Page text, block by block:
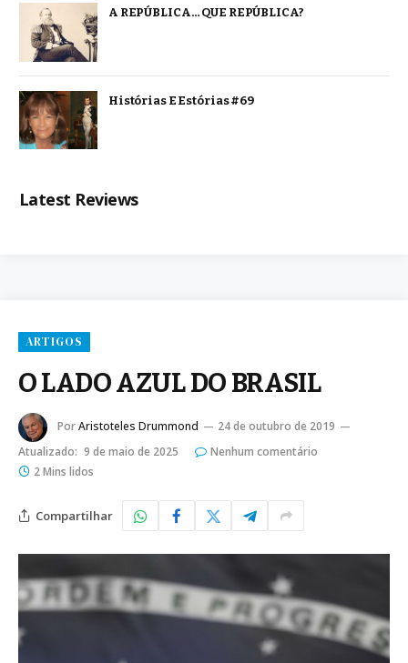
A REPÚBLICA… QUE REPÚBLICA?
Histórias E Estórias #69
Latest Reviews
ARTIGOS
O LADO AZUL DO BRASIL
PorAristoteles Drummond
24 de outubro de 2019
Atualizado: 9 de maio de 2025
Nenhum comentário
2 Mins lidos
Compartilhar